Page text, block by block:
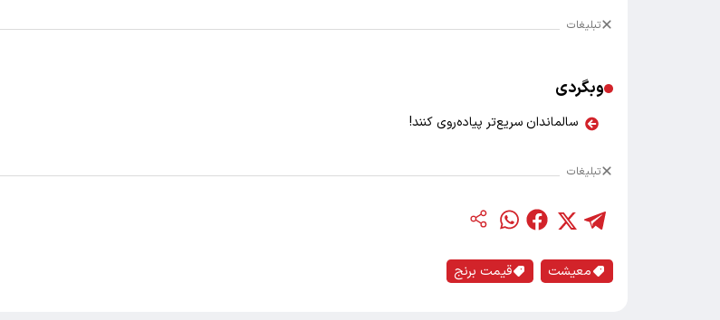
تبلیغات
وبگردی
سالماندان سریع‌تر پیاده‌روی کنند!
تبلیغات
معیشت قیمت برنج